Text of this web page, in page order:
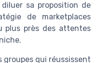
sa proposition de
de marketplaces
plus près des attentes
groupes qui réussissent